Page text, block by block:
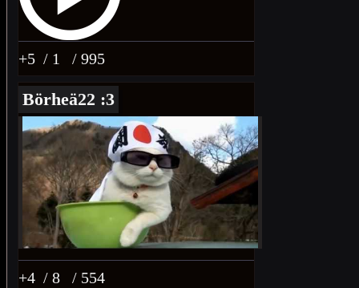
+5 / 1 / 995
Börheä22 :3
+4 / 8 / 554